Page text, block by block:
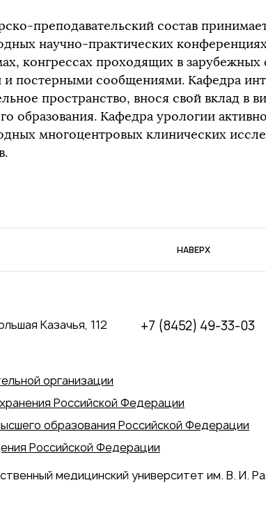
преподавательский состав
научно-практических
конгрессах проходящих в зарубежных
и постерными сообщениями. Кафедра
пространство, внося свой вклад в
образования. Кафедра урологии
многоцентровых клинических
НАВЕРХ
Казачья, 112
+7 (8452) 49-33-03
организации
Российской Федерации
образования Российской Федерации
Российской Федерации
медицинский университет им. В. И.